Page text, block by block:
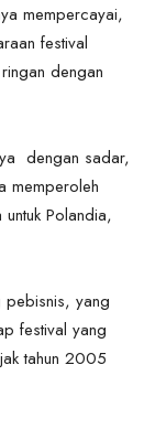
mempercayai,
festival
dengan
dengan sadar,
memperoleh
Polandia,
pebisnis, yang
festival yang
tahun 2005